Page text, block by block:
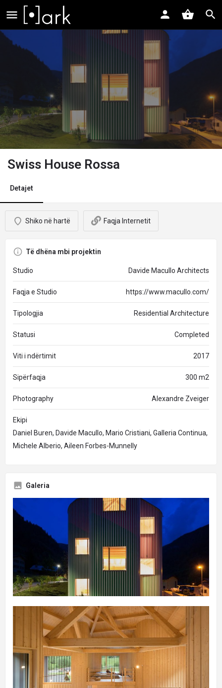
Swiss House Rossa
Detajet
Shiko në hartë Faqja Internetit
Të dhëna mbi projektin
Studio Davide Macullo Architects
Faqja e Studio https://www.macullo.com/
Tipologjia Residential Architecture
Statusi Completed
Viti i ndërtimit 2017
Sipërfaqja 300 m2
Photography Alexandre Zveiger
Ekipi
Daniel Buren, Davide Macullo, Mario Cristiani, Galleria Continua,
Michele Alberio, Aileen Forbes-Munnelly
Galeria